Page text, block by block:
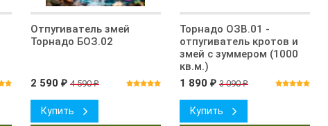
Отпугиватель змей
Торнадо БОЗ.02
2 590 ₽ 4 590₽
Купить
Торнадо ОЗВ.01 -
отпугиватель кротов и
змей с зуммером (1000
кв.м.)
1 890 ₽ 3 090₽
Купить